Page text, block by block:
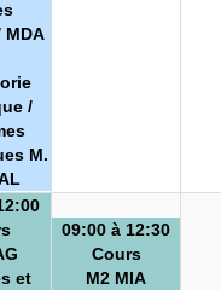
MDA
/
M.
et
09:00 à 12:30
Cours
M2 MIA